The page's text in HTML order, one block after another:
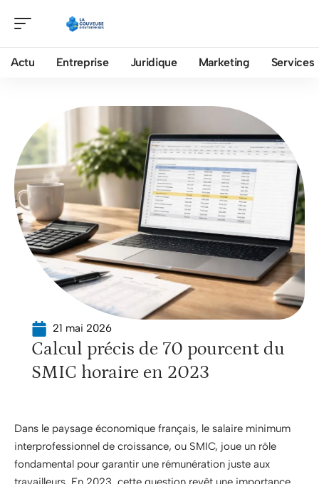
Actu Entreprise Juridique Marketing Services
21 mai 2026
Calcul précis de 70 pourcent du
SMIC horaire en 2023
Dans le paysage économique français, le salaire minimum
interprofessionnel de croissance, ou SMIC, joue un rôle
fondamental pour garantir une rémunération juste aux